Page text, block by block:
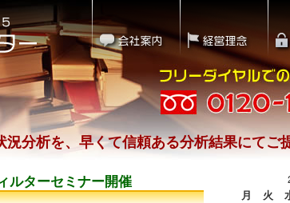
分析を、早くて信頼ある分析結果にてご
ルターセミナー開催
月
火